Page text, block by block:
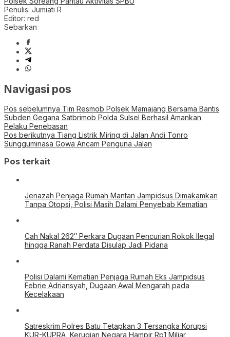
Penulis: Jumiati R
Editor: red
Sebarkan
Navigasi pos
Pos sebelumnya Tim Resmob Polsek Mamajang Bersama Bantis
Subden Gegana Satbrimob Polda Sulsel Berhasil Amankan
Pelaku Penebasan
Pos berikutnya Tiang Listrik Miring di Jalan Andi Tonro
Sungguminasa Gowa Ancam Penguna Jalan
Pos terkait
Jenazah Penjaga Rumah Mantan Jampidsus Dimakamkan
Tanpa Otopsi, Polisi Masih Dalami Penyebab Kematian
Cah Nakal 262″ Perkara Dugaan Pencurian Rokok Ilegal
hingga Ranah Perdata Disulap Jadi Pidana
Polisi Dalami Kematian Penjaga Rumah Eks Jampidsus
Febrie Adriansyah, Dugaan Awal Mengarah pada
Kecelakaan
Satreskrim Polres Batu Tetapkan 3 Tersangka Korupsi
KUR-KUPRA, Kerugian Negara Hampir Rp1 Miliar